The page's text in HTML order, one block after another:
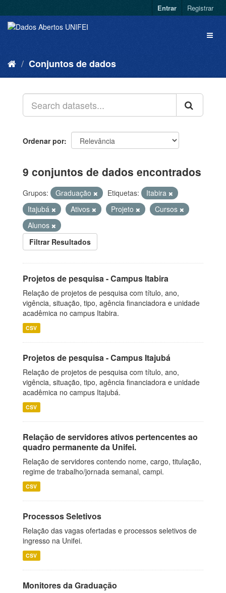
Entrar Registrar
Conjuntos de dados
Ordenar por
9 conjuntos de dados encontrados
Grupos: Graduação Etiquetas:
Itabira
Itajubá
Ativos Projeto
Cursos
Alunos
Filtrar Resultados
Projetos de pesquisa - Campus Itabira
Relação de projetos de pesquisa com título, ano,
vigência, situação, tipo, agência financiadora e unidade
acadêmica no campus Itabira.
CSV
Projetos de pesquisa - Campus Itajubá
Relação de projetos de pesquisa com título, ano,
vigência, situação, tipo, agência financiadora e unidade
acadêmica no campus Itajubá.
CSV
Relação de servidores ativos pertencentes ao
quadro permanente da Unifei.
Relação de servidores contendo nome, cargo, titulação,
regime de trabalho/jornada semanal, campi.
CSV
Processos Seletivos
Relação das vagas ofertadas e processos seletivos de
ingresso na Unifei.
CSV
Monitores da Graduação